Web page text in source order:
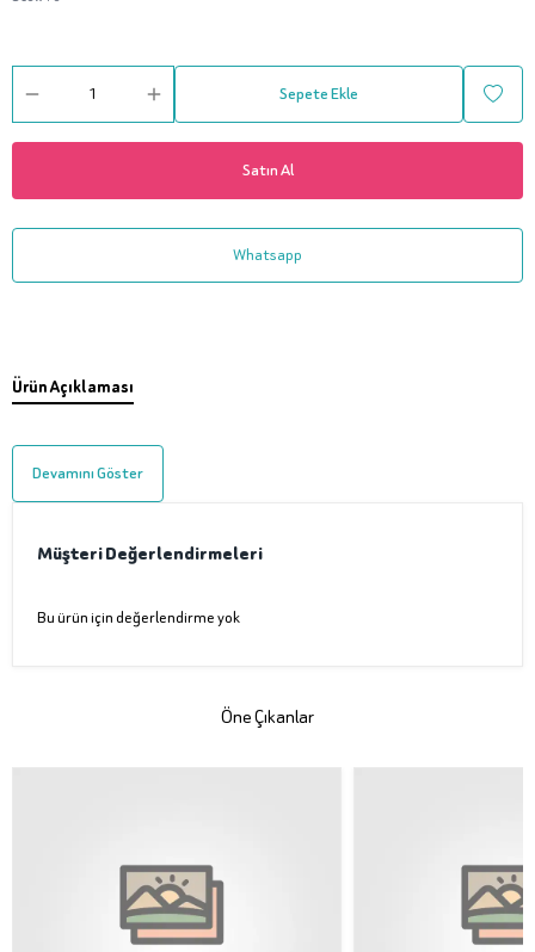
Sepete Ekle
Satın Al
Whatsapp
Ürün Açıklaması
Devamını Göster
Müşteri Değerlendirmeleri
Bu ürün için değerlendirme yok
Öne Çıkanlar